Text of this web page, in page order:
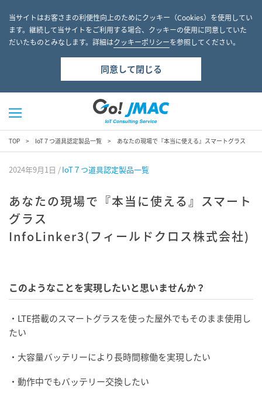
TOP IoT７つ道具認定製品一覧 あなたの現場で『本当に使える』スマートグラス
2024年9月1日 IoT７つ道具認定製品一覧
あなたの現場で『本当に使える』スマート
グラス
InfoLinker3(フィールドクロス株式会社)
このようなことを実現したいと思いませんか？
・LTE搭載のスマートグラスを使った屋外でもそのまま使用し
たい
・大容量バッテリーにより長時間稼働を実現したい
・動作中でもバッテリー交換したい
当サイトはお客さまの利便性向上のためにクッキー（Cookies）を使用してい
ます。継続して当サイトをご利用する場合、クッキーの使用に同意していた
だいたものとみなします。詳細はクッキーポリシーを参照してください。
同意して閉じる